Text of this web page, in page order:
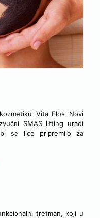
Vita Elos Novi
SMAS lifting uradi
se lice pripremilo za
tretman, koji u